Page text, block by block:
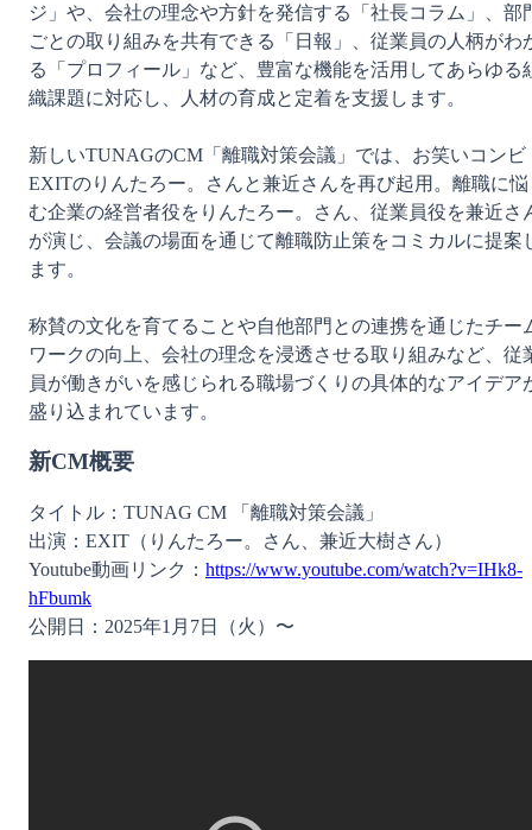
ジ」や、会社の理念や方針を発信する「社長コラム」、部
ごとの取り組みを共有できる「日報」、従業員の人柄がわ
る「プロフィール」など、豊富な機能を活用してあらゆる
織課題に対応し、人材の育成と定着を支援します。
新しいTUNAGのCM「離職対策会議」では、お笑いコンビ
EXITのりんたろー。さんと兼近さんを再び起用。離職に悩
む企業の経営者役をりんたろー。さん、従業員役を兼近さ
が演じ、会議の場面を通じて離職防止策をコミカルに提案
ます。
称賛の文化を育てることや自他部門との連携を通じたチー
ワークの向上、会社の理念を浸透させる取り組みなど、従
員が働きがいを感じられる職場づくりの具体的なアイデア
盛り込まれています。
新CM概要
タイトル：TUNAG CM 「離職対策会議」
出演：EXIT（りんたろー。さん、兼近大樹さん）
Youtube動画リンク： https://www.youtube.com/watch?v=IHk8-
hFbumk
公開日：2025年1月7日（火）〜